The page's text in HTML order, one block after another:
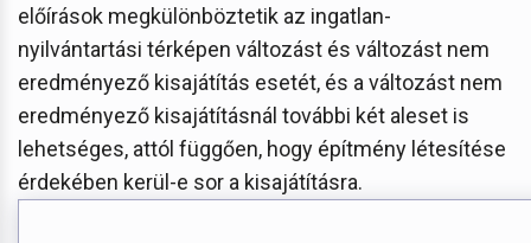
előírások megkülönböztetik az ingatlan-
nyilvántartási térképen változást és változást nem
eredményező kisajátítás esetét, és a változást nem
eredményező kisajátításnál további két aleset is
lehetséges, attól függően, hogy építmény létesítése
érdekében kerül-e sor a kisajátításra.